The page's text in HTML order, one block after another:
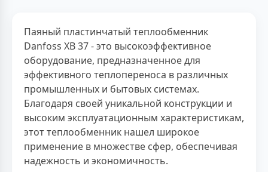
Паяный пластинчатый теплообменник
Danfoss XB 37 - это высокоэффективное
оборудование, предназначенное для
эффективного теплопереноса в различных
промышленных и бытовых системах.
Благодаря своей уникальной конструкции и
высоким эксплуатационным характеристикам,
этот теплообменник нашел широкое
применение в множестве сфер, обеспечивая
надежность и экономичность.